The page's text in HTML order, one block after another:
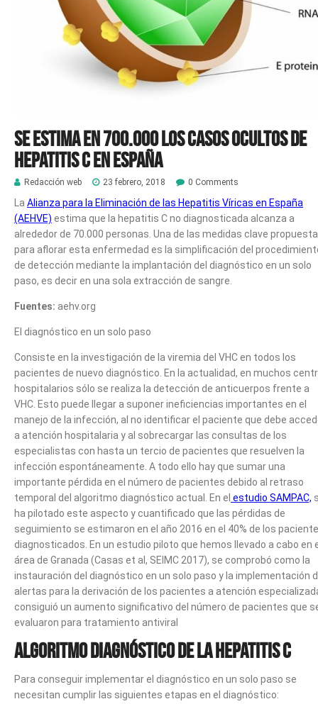
Se estima en 700.000 los casos ocultos de
hepatitis C en España
Redacción web 23 febrero, 2018 0 Comments
La Alianza para la Eliminación de las Hepatitis Víricas en España
(AEHVE) estima que la hepatitis C no diagnosticada alcanza a
alrededor de 70.000 personas. Una de las medidas clave
para aflorar esta enfermedad es la simplificación del
de detección mediante la implantación del diagnóstico en un solo
paso, es decir en una sola extracción de sangre.
Fuentes: aehv.org
El diagnóstico en un solo paso
Consiste en la investigación de la viremia del VHC en todos los
pacientes de nuevo diagnóstico. En la actualidad, en muchos
hospitalarios sólo se realiza la detección de anticuerpos frente a
VHC. Esto puede llegar a suponer ineficiencias importantes en el
manejo de la infección, al no identificar el paciente que debe
a atención hospitalaria y al sobrecargar las consultas de los
especialistas con hasta un tercio de pacientes que resuelven la
infección espontáneamente. A todo ello hay que sumar una
importante pérdida en el número de pacientes debido al retraso
temporal del algoritmo diagnóstico actual. En el estudio SAMPAC,
ha pilotado este aspecto y cuantificado que las pérdidas de
seguimiento se estimaron en el año 2016 en el 40% de los
diagnosticados. En un estudio piloto que hemos llevado a cabo en
área de Granada (Casas et al, SEIMC 2017), se comprobó como la
instauración del diagnóstico en un solo paso y la implementación
alertas para la derivación de los pacientes a atención
consiguió un aumento significativo del número de pacientes que
evaluaron para tratamiento antiviral
Algoritmo Diagnóstico de la Hepatitis C
Para conseguir implementar el diagnóstico en un solo paso se
necesitan cumplir las siguientes etapas en el diagnóstico: